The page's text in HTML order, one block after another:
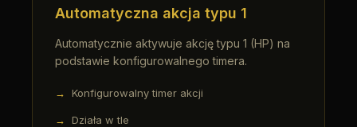
Automatyczna akcja typu 1
Automatycznie aktywuje akcję typu 1 (HP) na
podstawie konfigurowalnego timera.
Konfigurowalny timer akcji
Działa w tle